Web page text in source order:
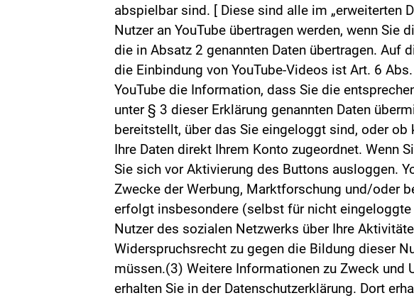
abspielbar sind. [ Diese sind alle im „erweiterten
Nutzer an YouTube übertragen werden, wenn
die in Absatz 2 genannten Daten übertragen. Auf
die Einbindung von YouTube-Videos ist Art. 6
YouTube die Information, dass Sie die
unter § 3 dieser Erklärung genannten Daten
bereitstellt, über das Sie eingeloggt sind, oder
Ihre Daten direkt Ihrem Konto zugeordnet. Wenn
Sie sich vor Aktivierung des Buttons ausloggen.
Zwecke der Werbung, Marktforschung und/oder
erfolgt insbesondere (selbst für nicht
Nutzer des sozialen Netzwerks über Ihre
Widerspruchsrecht zu gegen die Bildung dieser
müssen.(3) Weitere Informationen zu Zweck und
erhalten Sie in der Datenschutzerklärung. Dort